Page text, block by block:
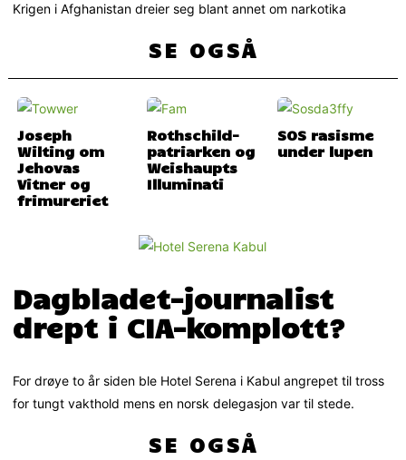
Krigen i Afghanistan dreier seg blant annet om narkotika
SE OGSÅ
Joseph
Wilting om
Jehovas
Vitner og
frimureriet
Rothschild-
patriarken og
Weishaupts
Illuminati
SOS rasisme
under lupen
Dagbladet-journalist
drept i CIA-komplott?
For drøye to år siden ble Hotel Serena i Kabul angrepet til tross
for tungt vakthold mens en norsk delegasjon var til stede.
SE OGSÅ